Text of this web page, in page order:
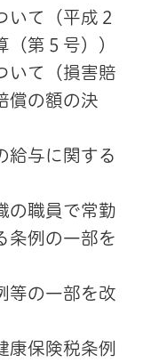
て（平成２
（第５号））
て（損害賠
償の額の決
与に関する
職員で常勤
条例の一部を
の一部を改
保険税条例